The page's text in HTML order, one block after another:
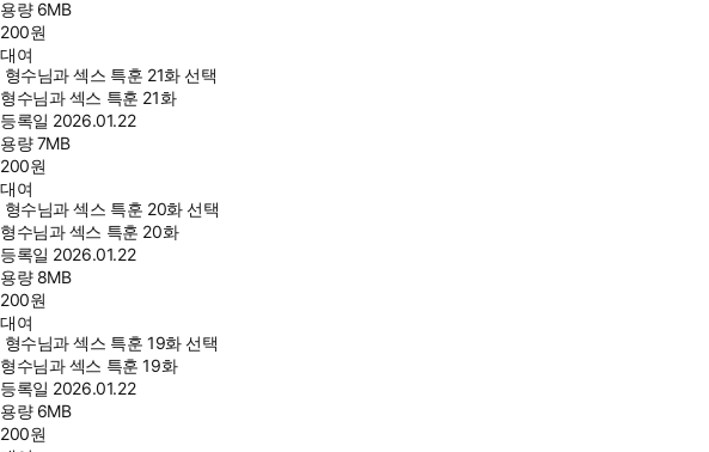
용량 6MB
200원
대여
형수님과 섹스 특훈 21화 선택
형수님과 섹스 특훈 21화
등록일 2026.01.22
용량7MB
200원
대여
형수님과 섹스 특훈 20화 선택
형수님과 섹스 특훈 20화
등록일 2026.01.22
용량 8MB
200원
대여
형수님과 섹스 특훈 19화 선택
형수님과 섹스 특훈 19화
등록일 2026.01.22
용량 6MB
200원